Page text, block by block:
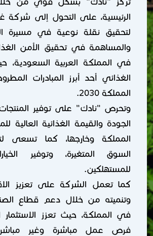
الرئيسية، على التحول إلى شركة
لتحقيق نقلة نوعية في مسيرة
والمساهمة في تحقيق الأمن
في المملكة العربية السعودية،
الغذائي أحد أبرز المبادرات
المملكة 2030.
وتحرص "نادك" على توفير
الجودة والقيمة الغذائية العالية
المملكة وخارجها، كما تسعى
السوق المتغيرة، وتوفير
للمستهلكين.
كما تعمل الشركة على تعزيز
وتنميته من خلال دعم قطاع
في المملكة، حيث تعزز الاستثمار
فرص عمل مباشرة وغير مباشرة